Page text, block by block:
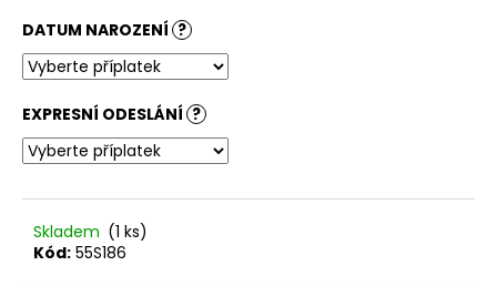
DATUM NAROZENÍ ?
EXPRESNÍ ODESLÁNÍ ?
Skladem (1 ks)
Kód: 55S186
m
e